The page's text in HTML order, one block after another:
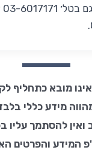
מובא כתחליף
מידע כללי
ואין להסתמך עליו
המידע והפרטים